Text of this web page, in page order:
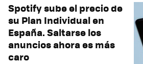
Spotify sube el precio de
su Plan Individual en
España. Saltarse los
anuncios ahora es más
caro